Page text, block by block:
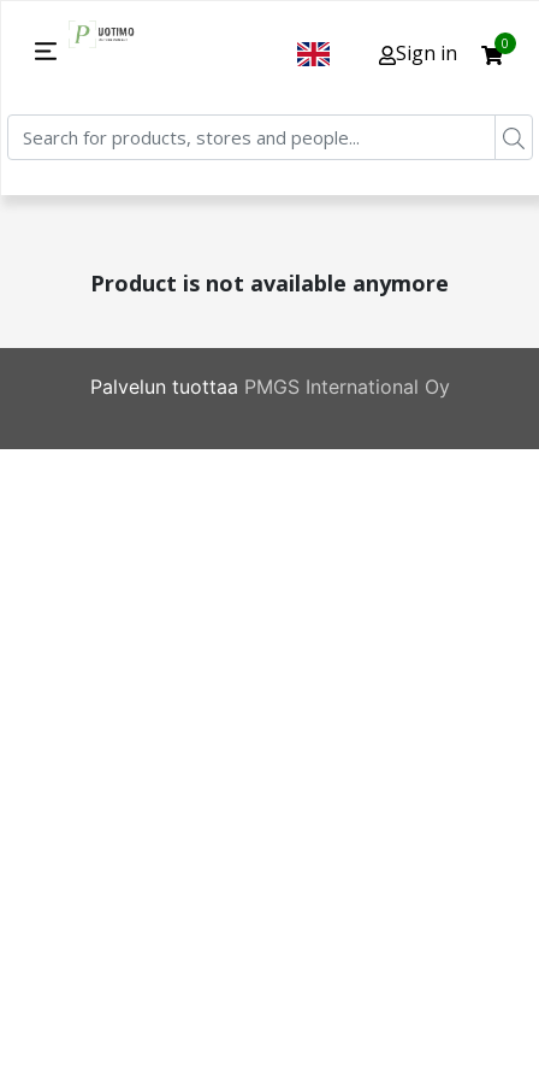
Sign in 0
Product is not available anymore
Palvelun tuottaa PMGS International Oy